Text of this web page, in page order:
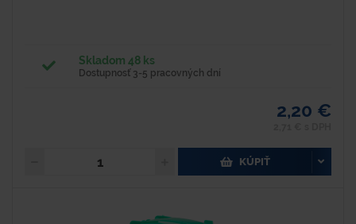
Skladom 48 ks
Dostupnosť 3-5 pracovných dní
2,20 €
KÚPIŤ